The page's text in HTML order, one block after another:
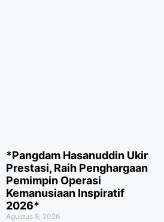
*Pangdam Hasanuddin Ukir
Prestasi, Raih Penghargaan
Pemimpin Operasi
Kemanusiaan Inspiratif
2026*
Agustus 8, 2026